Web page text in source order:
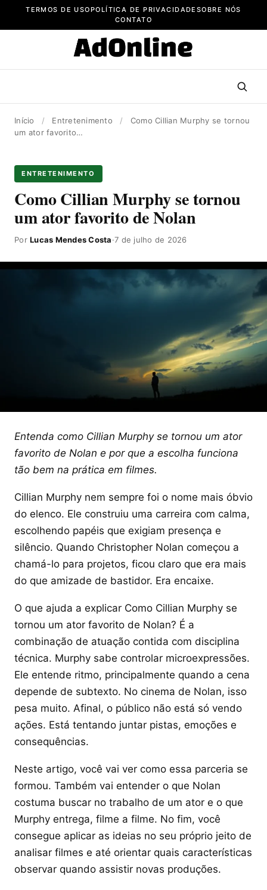
TERMOS DE USOPOLÍTICA DE PRIVACIDADE SOBRE NÓS
CONTATO
Início / Entretenimento /
Como Cillian Murphy se tornou
um ator favorito…
ENTRETENIMENTO
Como Cillian Murphy se tornou
um ator favorito de Nolan
PorLucas Mendes Costa·7 de julho de 2026
Entenda como Cillian Murphy se tornou um ator
favorito de Nolan e por que a escolha funciona
tão bem na prática em filmes.
Cillian Murphy nem sempre foi o nome mais óbvio
do elenco. Ele construiu uma carreira com calma,
escolhendo papéis que exigiam presença e
silêncio. Quando Christopher Nolan começou a
chamá-lo para projetos, ficou claro que era mais
do que amizade de bastidor. Era encaixe.
O que ajuda a explicar Como Cillian Murphy se
tornou um ator favorito de Nolan? É a
combinação de atuação contida com disciplina
técnica. Murphy sabe controlar microexpressões.
Ele entende ritmo, principalmente quando a cena
depende de subtexto. No cinema de Nolan, isso
pesa muito. Afinal, o público não está só vendo
ações. Está tentando juntar pistas, emoções e
consequências.
Neste artigo, você vai ver como essa parceria se
formou. Também vai entender o que Nolan
costuma buscar no trabalho de um ator e o que
Murphy entrega, filme a filme. No fim, você
consegue aplicar as ideias no seu próprio jeito de
analisar filmes e até orientar quais características
observar quando assistir novas produções.